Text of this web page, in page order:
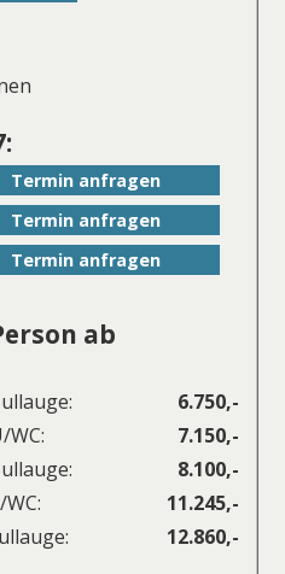
Termin anfragen
Termin anfragen
Termin anfragen
ab
6.750,-
7.150,-
8.100,-
11.245,-
12.860,-